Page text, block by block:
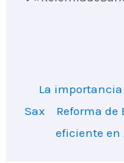
La
Sax
Reforma de
eficiente en